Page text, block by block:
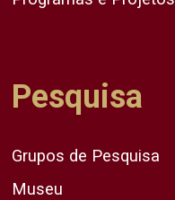
Pesquisa
Grupos de Pesquisa
Museu